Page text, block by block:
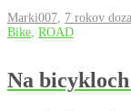
Marki007, 7 rokov
Bike, ROAD
Na